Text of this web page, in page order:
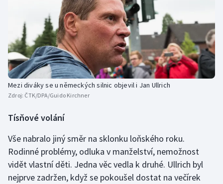
Mezi diváky se u německých silnic objevil i Jan Ullrich
Zdroj: ČTK/DPA/Guido Kirchner
Tísňové volání
Vše nabralo jiný směr na sklonku loňského roku.
Rodinné problémy, odluka v manželství, nemožnost
vidět vlastní děti. Jedna věc vedla k druhé. Ullrich byl
nejprve zadržen, když se pokoušel dostat na večírek